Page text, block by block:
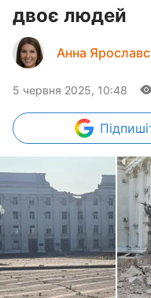
двоє людей
Анна
5 червня 2025, 10:48